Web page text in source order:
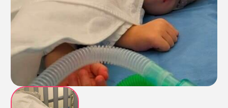
Контакты
Пожертвовать